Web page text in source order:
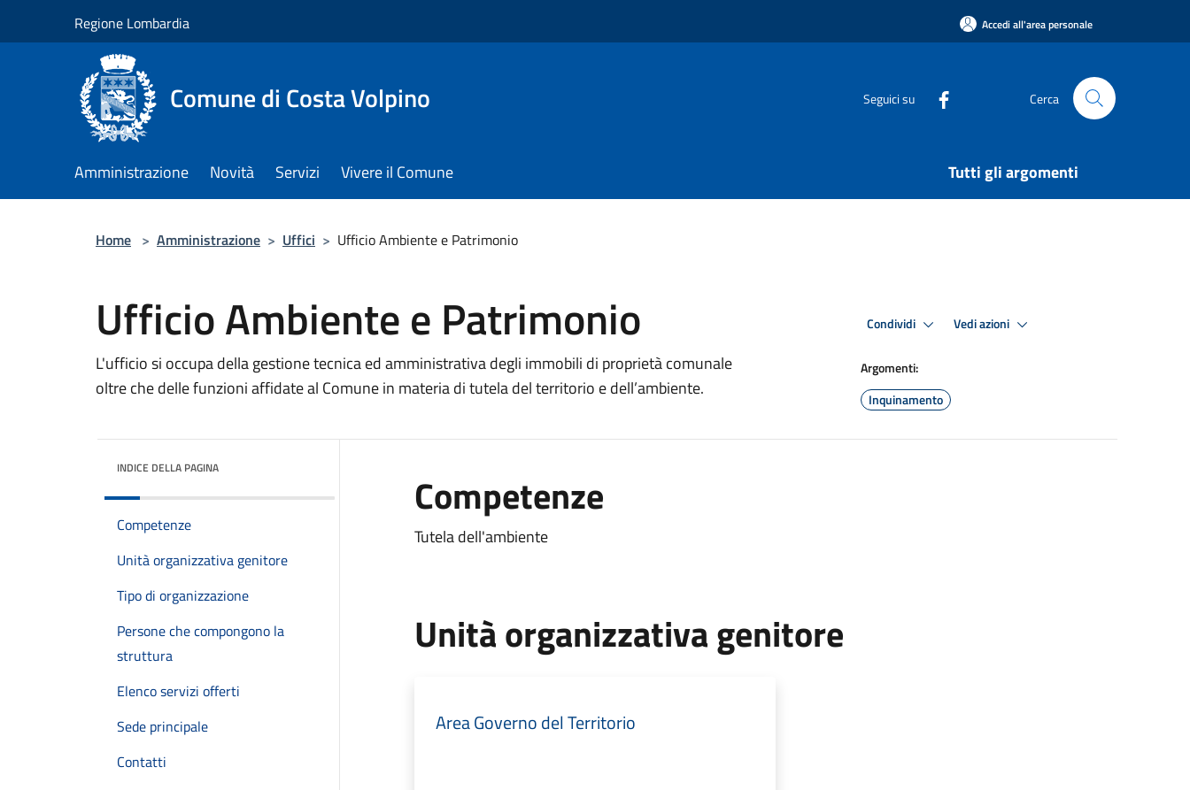
Regione Lombardia Accedi all'area personale
Comune di Costa Volpino Seguici su Cerca
Amministrazione Novità Servizi Vivere il Comune Tutti gli argomenti
Home > Amministrazione > Uffici > Ufficio Ambiente e Patrimonio
Ufficio Ambiente e Patrimonio
L'ufficio si occupa della gestione tecnica ed amministrativa degli immobili di proprietà comunale
oltre che delle funzioni affidate al Comune in materia di tutela del territorio e dell’ambiente.
Condividi Vedi azioni
Argomenti:
Inquinamento
INDICE DELLA PAGINA
Competenze
Unità organizzativa genitore
Tipo di organizzazione
Persone che compongono la
struttura
Elenco servizi offerti
Sede principale
Contatti
Competenze
Tutela dell'ambiente
Unità organizzativa genitore
Area Governo del Territorio